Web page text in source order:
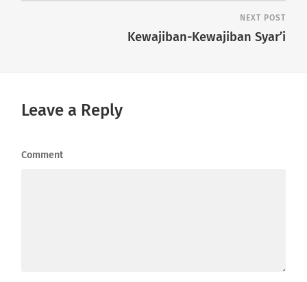
NEXT POST
Kewajiban-Kewajiban Syar’i
Leave a Reply
Comment